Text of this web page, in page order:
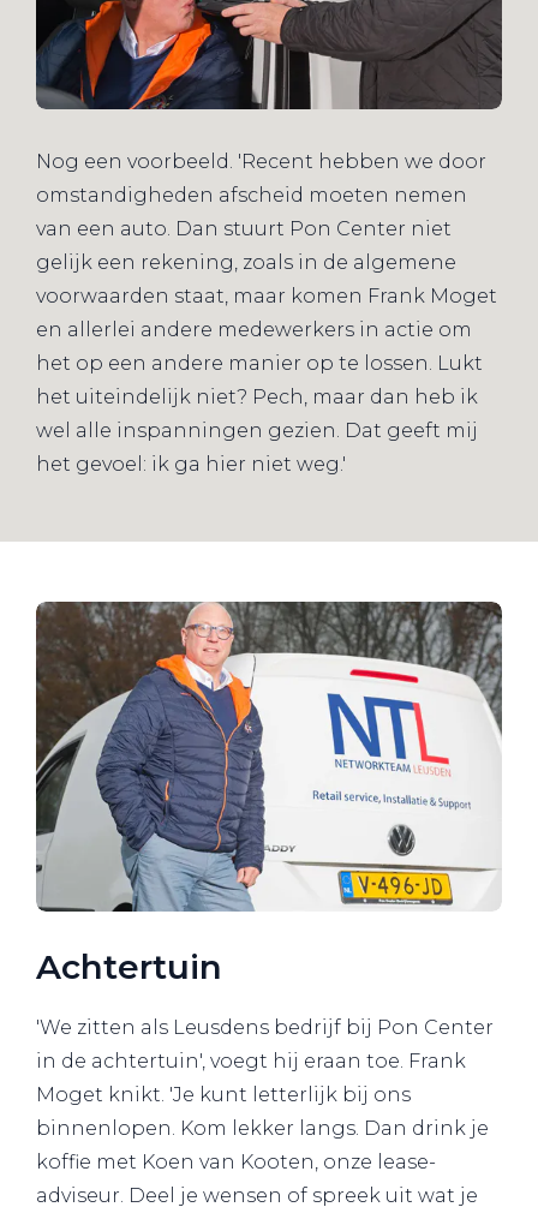
Nog een voorbeeld. 'Recent hebben we door
omstandigheden afscheid moeten nemen
van een auto. Dan stuurt Pon Center niet
gelijk een rekening, zoals in de algemene
voorwaarden staat, maar komen Frank Moget
en allerlei andere medewerkers in actie om
het op een andere manier op te lossen. Lukt
het uiteindelijk niet? Pech, maar dan heb ik
wel alle inspanningen gezien. Dat geeft mij
het gevoel: ik ga hier niet weg.'
Achtertuin
'We zitten als Leusdens bedrijf bij Pon Center
in de achtertuin', voegt hij eraan toe. Frank
Moget knikt. 'Je kunt letterlijk bij ons
binnenlopen. Kom lekker langs. Dan drink je
koffie met Koen van Kooten, onze lease-
adviseur. Deel je wensen of spreek uit wat je